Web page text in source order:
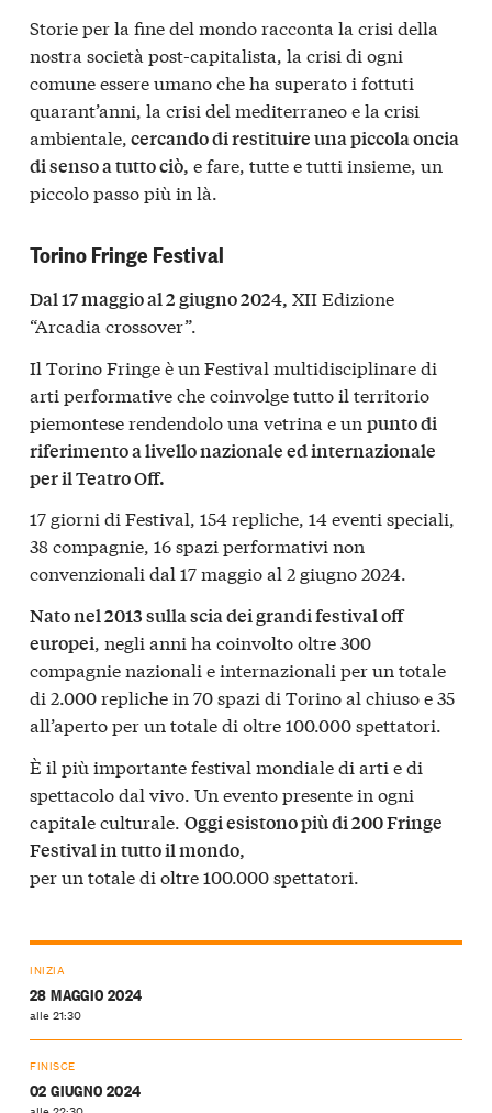
Storie per la fine del mondo racconta la crisi della
nostra società post-capitalista, la crisi di ogni
comune essere umano che ha superato i fottuti
quarant’anni, la crisi del mediterraneo e la crisi
ambientale,cercando di restituire una piccola oncia
di senso a tutto ciò, e fare, tutte e tutti insieme, un
piccolo passo più in là.
Torino Fringe Festival
Dal 17 maggio al 2 giugno 2024, XII Edizione
“Arcadia crossover”.
Il Torino Fringe è un Festival multidisciplinare di
arti performative che coinvolge tutto il territorio
piemontese rendendolo una vetrina e un punto di
riferimento a livello nazionale ed internazionale
per il Teatro Off.
17 giorni di Festival, 154 repliche, 14 eventi speciali,
38 compagnie, 16 spazi performativi non
convenzionali dal 17 maggio al 2 giugno 2024.
Nato nel 2013 sulla scia dei grandi festival off
europei, negli anni ha coinvolto oltre 300
compagnie nazionali e internazionali per un totale
di 2.000 repliche in 70 spazi di Torino al chiuso e 35
all’aperto per un totale di oltre 100.000 spettatori.
È il più importante festival mondiale di arti e di
spettacolo dal vivo. Un evento presente in ogni
capitale culturale. Oggi esistono più di 200 Fringe
Festival in tutto il mondo,
per un totale di oltre 100.000 spettatori.
INIZIA
28 MAGGIO 2024
alle 21:30
FINISCE
02 GIUGNO 2024